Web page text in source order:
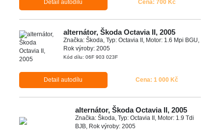
Detail autodílu Cena: 700 Kč
alternátor, Škoda Octavia II, 2005
Značka: Škoda, Typ: Octavia II, Motor: 1.6 Mpi BGU,
Rok výroby: 2005
Kód dílu: 06F 903 023F
Detail autodílu Cena: 1 000 Kč
alternátor, Škoda Octavia II, 2005
Značka: Škoda, Typ: Octavia II, Motor: 1.9 Tdi
BJB, Rok výroby: 2005